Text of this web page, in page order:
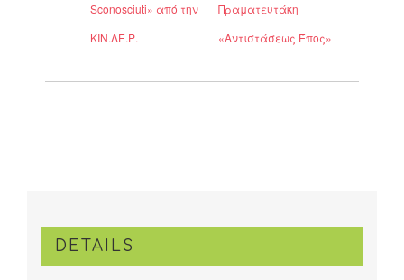
Sconosciuti» από την
ΚΙΝ.ΛΕ.Ρ.
Πραματευτάκη
«Αντιστάσεως Έπος»
DETAILS